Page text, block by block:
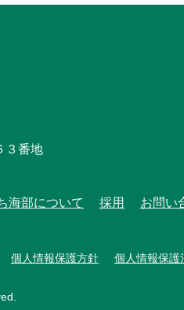
３番地
海部について 採用 お問い
個人情報保護方針 個人情報保護